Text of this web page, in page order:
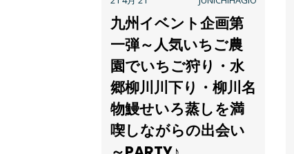
九州イベント企画第
一弾～人気いちご農
園でいちご狩り・水
郷柳川川下り・柳川名
物鰻せいろ蒸しを満
喫しながらの出会い